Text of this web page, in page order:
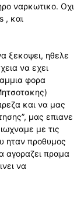
ναρκωτικο. Οχι
, και
ξεκοψει, ηθελε
να εχει
φορα
και να μας
μας επιανε
με τις
ηταν προθυμος
αγοραζει πραμα
να